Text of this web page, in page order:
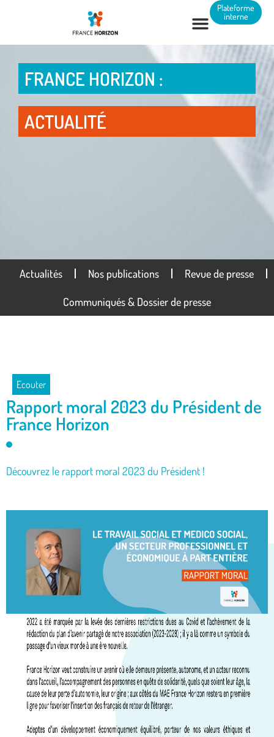
Plateforme
interne
FRANCE HORIZON :
ACTUALITÉ
Actualités Nos publications Revue de presse
Communiqués & Dossier de presse
Ecouter
Rapport moral 2023 du Président de
France Horizon
Découvrez le rapport moral 2023 du Président !